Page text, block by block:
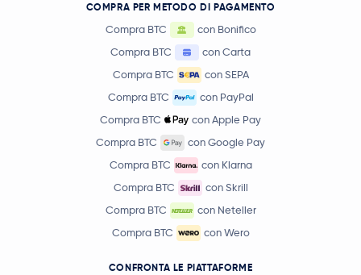
COMPRA PER METODO DI PAGAMENTO
Compra BTC
con Bonifico
Compra BTC
con Carta
Compra BTC
con SEPA
Compra BTC
con PayPal
Compra BTC
con Apple Pay
Compra BTC
con Google Pay
Compra BTC
con Klarna
Compra BTC
con Skrill
Compra BTC
con Neteller
Compra BTC
con Wero
CONFRONTA LE PIATTAFORME